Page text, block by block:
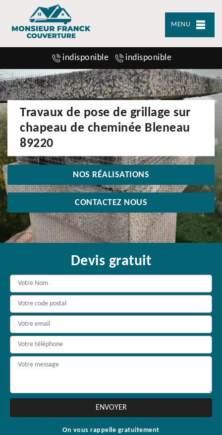
MENU
indisponible indisponible
Travaux de pose de grillage sur
chapeau de cheminée Bleneau
89220
NOS RÉALISATIONS
CONTACTEZ NOUS
Devis gratuit
On vous rappelle gratuitement